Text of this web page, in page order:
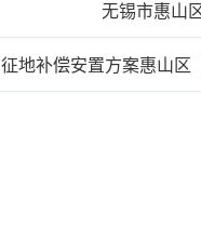
无锡市惠山
征地补偿安置方案惠山区